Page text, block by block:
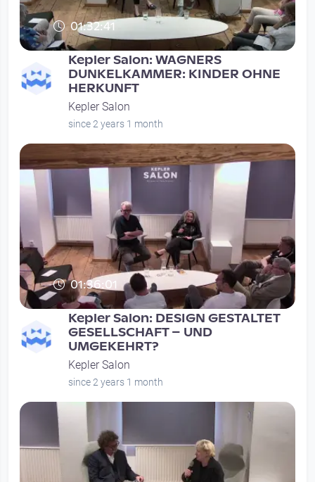
01:32:41
Kepler Salon: WAGNERS
DUNKELKAMMER: KINDER OHNE
HERKUNFT
Kepler Salon
since 2 years 1 month
01:36:01
Kepler Salon: DESIGN GESTALTET
GESELLSCHAFT – UND
UMGEKEHRT?
Kepler Salon
since 2 years 1 month